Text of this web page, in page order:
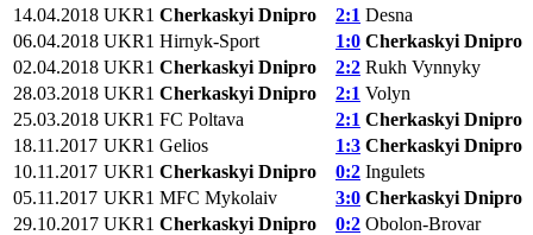
14.04.2018 UKR1 Cherkaskyi Dnipro 2:1 Desna
06.04.2018 UKR1 Hirnyk-Sport 1:0 Cherkaskyi Dnipro
02.04.2018 UKR1 Cherkaskyi Dnipro 2:2 Rukh Vynnyky
28.03.2018 UKR1 Cherkaskyi Dnipro 2:1 Volyn
25.03.2018 UKR1 FC Poltava 2:1 Cherkaskyi Dnipro
18.11.2017 UKR1 Gelios 1:3 Cherkaskyi Dnipro
10.11.2017 UKR1 Cherkaskyi Dnipro 0:2 Ingulets
05.11.2017 UKR1 MFC Mykolaiv 3:0 Cherkaskyi Dnipro
29.10.2017 UKR1 Cherkaskyi Dnipro 0:2 Obolon-Brovar